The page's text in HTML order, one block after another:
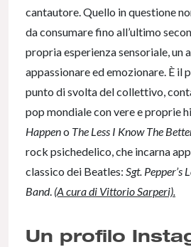
cantautore. Quello in questione
da consumare fino all’ultimo
propria esperienza sensoriale, un
appassionare ed emozionare. È il
punto di svolta del collettivo,
pop mondiale con vere e proprie
Happeno The Less I Know The
rock psichedelico, che incarna
classico dei Beatles: Sgt. Pepper’s
Band. (A cura di Vittorio Sarperi).
Un profilo